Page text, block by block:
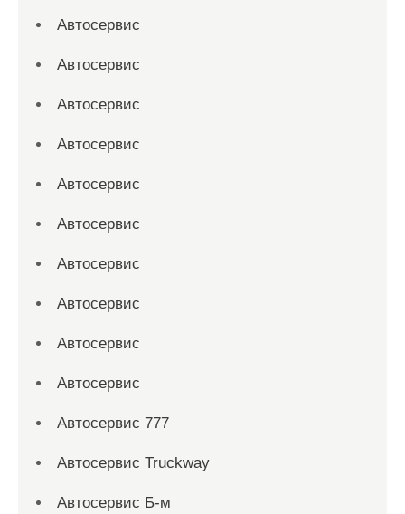
Автосервис
Автосервис
Автосервис
Автосервис
Автосервис
Автосервис
Автосервис
Автосервис
Автосервис
Автосервис
Автосервис 777
Автосервис Truckway
Автосервис Б-м